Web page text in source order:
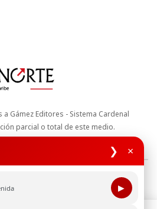
❯ ×
▶
Gámez Editores - Sistema Cardenal
parcial o total de este medio.
Política de Tratamiento de Datos